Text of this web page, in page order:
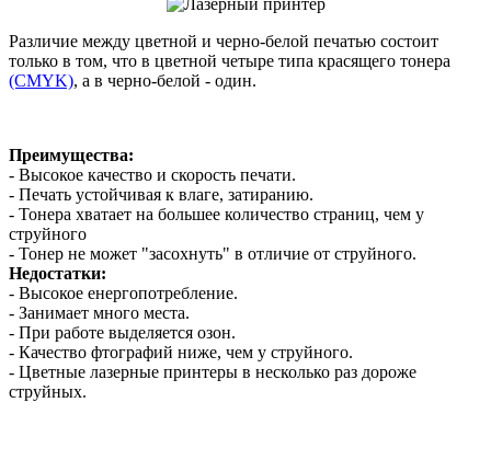
Различие между цветной и черно-белой печатью состоит
только в том, что в цветной четыре типа красящего тонера
(CMYK), а в черно-белой - один.
Преимущества:
- Высокое качество и скорость печати.
- Печать устойчивая к влаге, затиранию.
- Тонера хватает на большее количество страниц, чем у
струйного
- Тонер не может "засохнуть" в отличие от струйного.
Недостатки:
- Высокое енергопотребление.
- Занимает много места.
- При работе выделяется озон.
- Качество фтографий ниже, чем у струйного.
- Цветные лазерные принтеры в несколько раз дороже
струйных.